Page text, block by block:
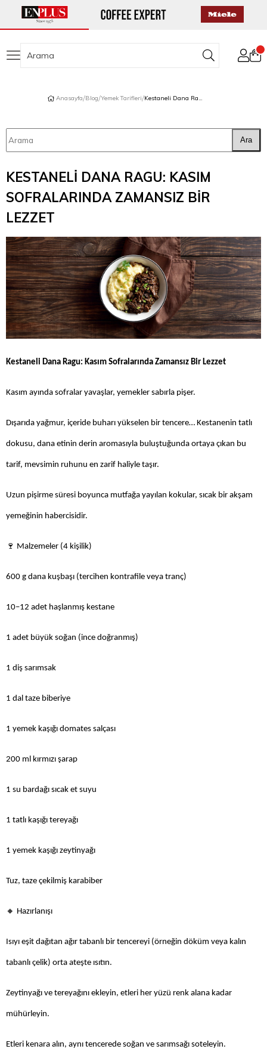
Anasayfa Blog Yemek Tarifleri Kestaneli Dana Ragu: Kasım Sofralarında Zamansız Bir Lezzet
Ara
KESTANELI DANA RAGU: KASIM
SOFRALARINDA ZAMANSIZ BIR
LEZZET
Kestaneli Dana Ragu: Kasım Sofralarında Zamansız Bir Lezzet
Kasım ayında sofralar yavaşlar, yemekler sabırla pişer.
Dışarıda yağmur, içeride buharı yükselen bir tencere… Kestanenin tatlı
dokusu, dana etinin derin aromasıyla buluştuğunda ortaya çıkan bu
tarif, mevsimin ruhunu en zarif haliyle taşır.
Uzun pişirme süresi boyunca mutfağa yayılan kokular, sıcak bir akşam
yemeğinin habercisidir.
🍷 Malzemeler (4 kişilik)
600 g dana kuşbaşı (tercihen kontrafile veya tranç)
10–12 adet haşlanmış kestane
1 adet büyük soğan (ince doğranmış)
1 diş sarımsak
1 dal taze biberiye
1 yemek kaşığı domates salçası
200 ml kırmızı şarap
1 su bardağı sıcak et suyu
1 tatlı kaşığı tereyağı
1 yemek kaşığı zeytinyağı
Tuz, taze çekilmiş karabiber
🔸 Hazırlanışı
Isıyı eşit dağıtan ağır tabanlı bir tencereyi (örneğin döküm veya kalın
tabanlı çelik) orta ateşte ısıtın.
Zeytinyağı ve tereyağını ekleyin, etleri her yüzü renk alana kadar
mühürleyin.
Etleri kenara alın, aynı tencerede soğan ve sarımsağı soteleyin.